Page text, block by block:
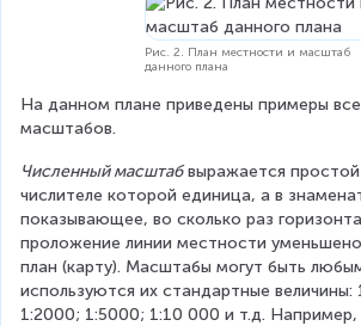
Рис. 2. План местности и масштаб
данного плана
На данном плане приведены примеры
масштабов.
Численный масштаб выражается
числителе которой единица, а в
показывающее, во сколько раз
проложение линии местности
план (карту). Масштабы могут быть
используются их стандартные величины:
1:2000; 1:5000; 1:10 000 и т.д.